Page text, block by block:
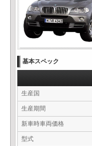
基本スペック
生産国
生産期間
新車時車両価格
型式